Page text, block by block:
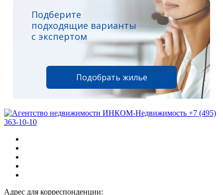
Подберите
подходящие варианты
с экспертом
Подобрать жилье
+7 (495)
363-10-10
Адрес для корреспонденции: